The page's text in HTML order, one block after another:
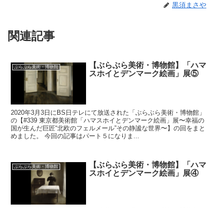
黒須まさや
関連記事
ぶらぶら美術・博物館
【ぶらぶら美術・博物館】「ハマ
スホイとデンマーク絵画」展⑤
2020年3月3日にBS日テレにて放送された「ぶらぶら美術・博物館」
の【#339 東京都美術館「ハマスホイとデンマーク絵画」展〜幸福の
国が生んだ巨匠“北欧のフェルメール”その静謐な世界〜】の回をまと
めました。 今回の記事はパート５になりま...
ぶらぶら美術・博物館
【ぶらぶら美術・博物館】「ハマ
スホイとデンマーク絵画」展④